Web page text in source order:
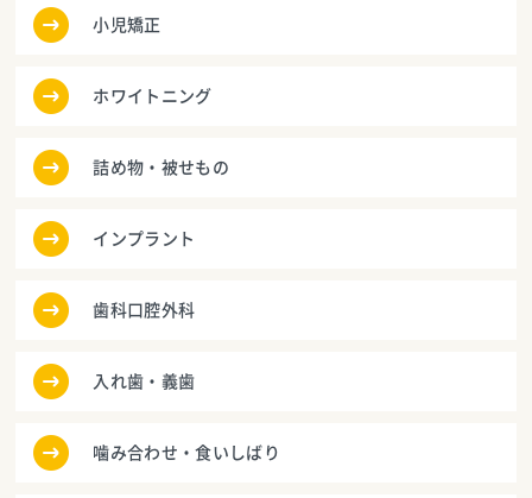
小児矯正
ホワイトニング
詰め物・被せもの
インプラント
歯科口腔外科
入れ歯・義歯
噛み合わせ・食いしばり